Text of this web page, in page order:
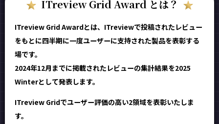
ITreview Grid Award とは？
ITreview Grid Awardとは、ITreviewで投稿されたレビュー
をもとに四半期に一度ユーザーに支持された製品を表彰する
場です。
2024年12月までに掲載されたレビューの集計結果を2025
Winterとして発表します。
ITreview Gridでユーザー評価の高い2領域を表彰いたしま
す。